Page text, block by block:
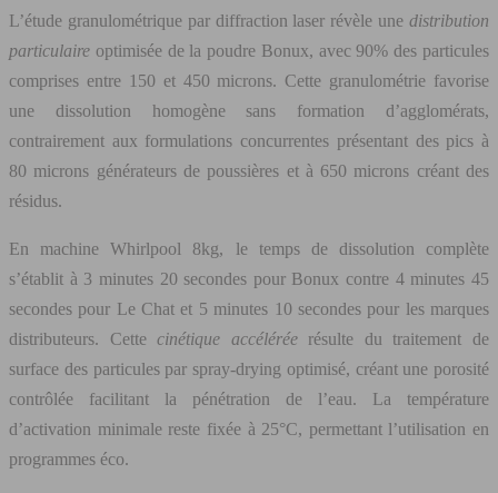
L’étude granulométrique par diffraction laser révèle une distribution
particulaire optimisée de la poudre Bonux, avec 90% des particules
comprises entre 150 et 450 microns. Cette granulométrie favorise
une dissolution homogène sans formation d’agglomérats,
contrairement aux formulations concurrentes présentant des pics à
80 microns générateurs de poussières et à 650 microns créant des
résidus.
En machine Whirlpool 8kg, le temps de dissolution complète
s’établit à 3 minutes 20 secondes pour Bonux contre 4 minutes 45
secondes pour Le Chat et 5 minutes 10 secondes pour les marques
distributeurs. Cettecinétique accélérée résulte du traitement de
surface des particules par spray-drying optimisé, créant une porosité
contrôlée facilitant la pénétration de l’eau. La température
d’activation minimale reste fixée à 25°C, permettant l’utilisation en
programmes éco.